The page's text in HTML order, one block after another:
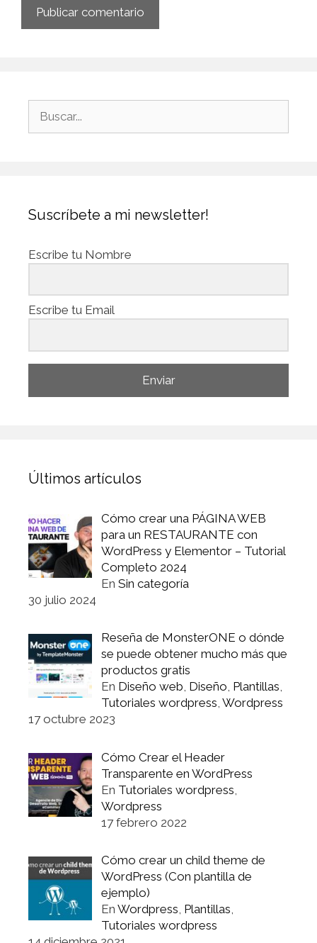
Suscríbete a mi newsletter!
Escribe tu Nombre
Escribe tu Email
Enviar
Últimos artículos
Cómo crear una PÁGINA WEB
para un RESTAURANTE con
WordPress y Elementor – Tutorial
Completo 2024
En Sin categoría
30 julio 2024
Reseña de MonsterONE o dónde
se puede obtener mucho más que
productos gratis
En Diseño web, Diseño, Plantillas,
Tutoriales wordpress, Wordpress
17 octubre 2023
Cómo Crear el Header
Transparente en WordPress
En Tutoriales wordpress
Wordpress
17 febrero 2022
Cómo crear un child theme de
WordPress (Con plantilla de
ejemplo)
En Wordpress, Plantillas,
Tutoriales wordpress